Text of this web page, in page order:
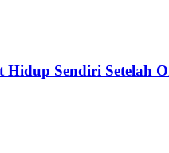
Hidup Sendiri Setelah